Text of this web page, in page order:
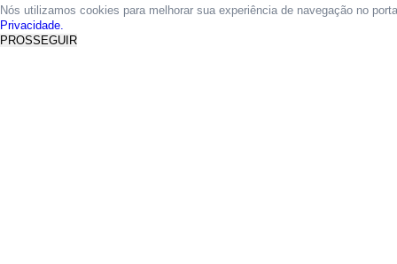
Nós utilizamos cookies para melhorar sua experiência de navegação no
Privacidade.
PROSSEGUIR